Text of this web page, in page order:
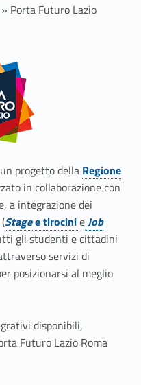
Porta Futuro Lazio
progetto della
Link identifier #identifier__133037-2
Regione
in collaborazione con
a integrazione dei
Link identifier #identifier__159655-2
Link identifier #identifier__192931-3
Stagee tirocinie
Link identifier #identifier__198109-3
Link identifier #identifier__56066-4
Job
gli studenti e cittadini
servizi di
posizionarsi al meglio
disponibili,
Futuro Lazio Roma